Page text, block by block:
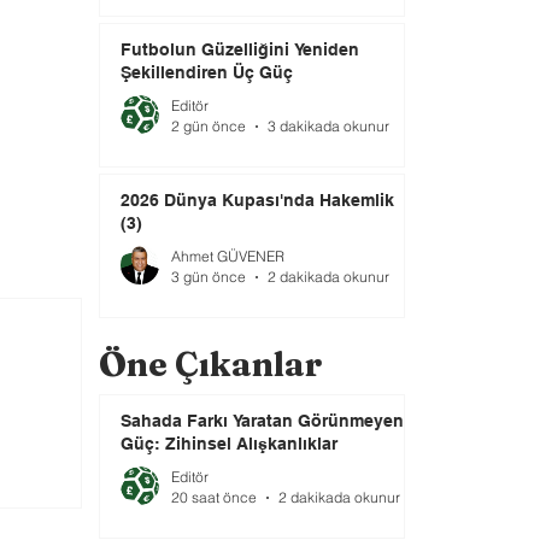
Futbolun Güzelliğini Yeniden
Şekillendiren Üç Güç
Editör
2 gün önce
3 dakikada okunur
2026 Dünya Kupası'nda Hakemlik
(3)
Ahmet GÜVENER
3 gün önce
2 dakikada okunur
Öne Çıkanlar
Sahada Farkı Yaratan Görünmeyen
Güç: Zihinsel Alışkanlıklar
Editör
20 saat önce
2 dakikada okunur